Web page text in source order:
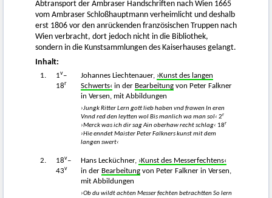
Abtransport der Ambraser Handschriften nach Wien 1665
vom Ambraser Schloßhauptmann verheimlicht und deshalb
erst 1806 vor den anrückenden französischen Truppen nach
Wien verbracht, dort jedoch nicht in die Bibliothek,
sondern in die Kunstsammlungen des Kaiserhauses gelangt.
Inhalt:
1. 1v–
18r
Johannes Liechtenauer, ›Kunst des langen
Schwerts‹ in der Bearbeitung von Peter Falkner
in Versen, mit Abbildungen
›Jungk Ritter Lern gott lieb haben vnd frawen In eren
Vnnd red den leytten wol Bis manlich wa man sol‹ 2r
›Merck was ich dir sag Ain oberhaw recht schlag‹ 18r
›Hie enndet Maister Peter Falkners kunst mit dem
langen swert‹
2. 18v–
43v
Hans Lecküchner, ›Kunst des Messerfechtens‹
in der Bearbeitung von Peter Falkner in Versen,
mit Abbildungen
›Ob du wildt achten Messer fechten betrachtten So lern